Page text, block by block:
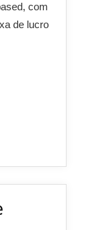
com
de lucro